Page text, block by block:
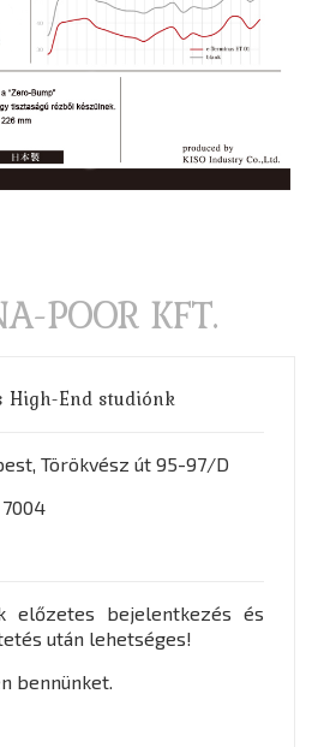
POOR KFT.
High-End studiónk
Törökvész út 95-97/D
7004
előzetes bejelentkezés és
után lehetséges!
bennünket.